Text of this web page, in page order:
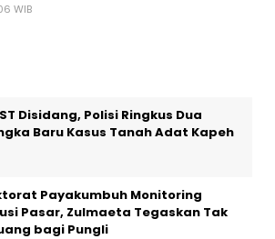
WIB
Disidang, Polisi Ringkus Dua
Baru Kasus Tanah Adat Kapeh
Payakumbuh Monitoring
Pasar, Zulmaeta Tegaskan Tak
bagi Pungli